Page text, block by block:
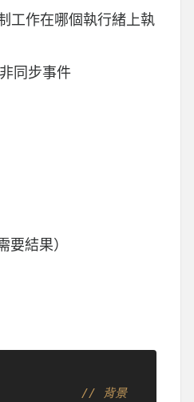
工作在哪個執行緒上執
同步事件
結果）
// 背景